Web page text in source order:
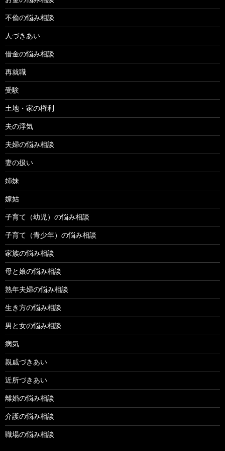
不倫の悩み相談
人づきあい
借金の悩み相談
再就職
受験
土地・家の権利
夫の浮気
夫婦の悩み相談
妻の扱い
姉妹
嫁姑
子育て（幼児）の悩み相談
子育て（青少年）の悩み相談
家族の悩み相談
母と娘の悩み相談
熟年夫婦の悩み相談
生き方の悩み相談
男と女の悩み相談
病気
親戚づきあい
近所づきあい
離婚の悩み相談
介護の悩み相談
職場の悩み相談